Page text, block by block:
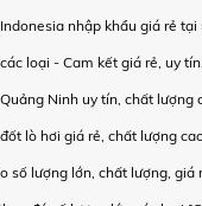
nhập khẩu giá rẻ tại
loại - Cam kết giá rẻ, uy
Ninh uy tín, chất lượng
lò hơi giá rẻ, chất lượng
số lượng lớn, chất lượng, giá